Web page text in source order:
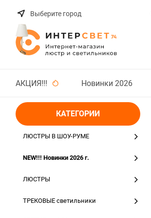
Выберите город
АКЦИЯ!!! Новинки 2026
КАТЕГОРИИ
ЛЮСТРЫ В ШОУ-РУМЕ
NEW!!! Новинки 2026 г.
ЛЮСТРЫ
ТРЕКОВЫЕ светильники